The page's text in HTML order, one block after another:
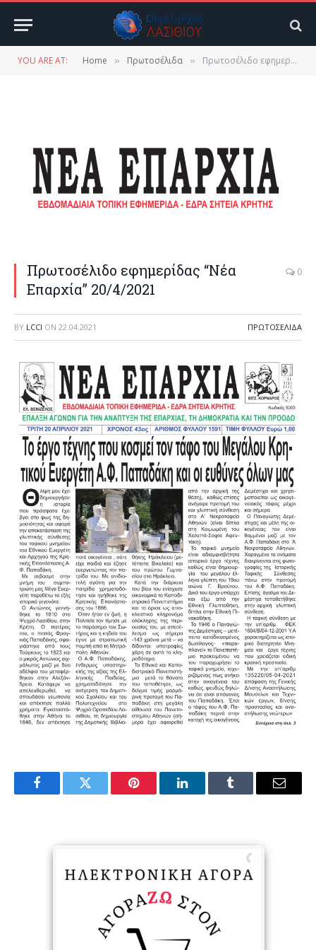
YOU ARE AT: Home » Πρωτοσέλιδα » Πρωτοσέλιδο εφημερίδας “Νέα Επαρχία” 20/4/2021
Πρωτοσέλιδο εφημερίδας “Νέα
Επαρχία” 20/4/2021
0
BY LCCI ON 22.04.2021 ΠΡΩΤΟΣΈΛΙΔΑ
FacebookTwitter Pinterest LinkedInTumblr Email